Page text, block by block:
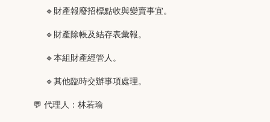
🔹 財產報廢招標點收與變賣事宜。
🔹財產除帳及結存表彙報。
🔹本組財產經管人。
🔹 其他臨時交辦事項處理。
💬 代理人：林若瑜